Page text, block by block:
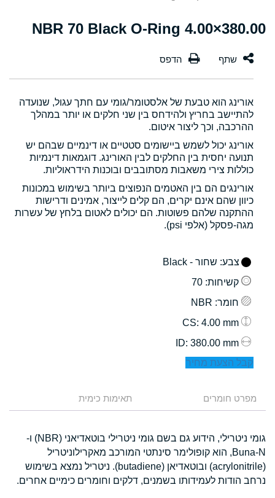
380.00×4.00 NBR 70 Black O-Ring
אורינג הוא טבעת של אלסטומר/גומי עם חתך עגול, שנועדה
להתיישב בחריץ ולהידחס בין שני חלקים או יותר במהלך
ההרכבה, וכך ליצור איטום.
אורינג יכול לשמש ביישומים סטטיים או דינמיים שבהם יש
תנועה יחסית בין החלקים לבין האורינג. דוגמאות דינמיות
כוללות צירי משאבות מסתובבים ובוכנות הידראוליות.
אורינגים הם בין האטמים הנפוצים ביותר בשימוש במכונות
כיוון שהם אינם יקרים, הם קלים לייצור, אמינים ודרישות
ההתקנה שלהם פשוטות. הם יכולים לאטום בלחץ של עשרות
מגה-פסקל (אלפי psi).
צבע: שחור - Black
קשיחות: 70
חומר: NBR
: 4.00 mm
: 380.00 mm
קבל הצעת מחיר
מפרט חומרים תאימות כימית
גומי ניטרילי, הידוע גם בשם גומי ניטרילי בוטאדיאני (NBR) ו-
Buna-N, הוא קופולימר סינתטי המורכב מאקרילוניטריל
(acrylonitrile) ובוטאדיאן (butadiene). ניטריל נמצא בשימוש
נרחב הודות לעמידותו בשמנים, דלקים וחומרים כימיים אחרים.